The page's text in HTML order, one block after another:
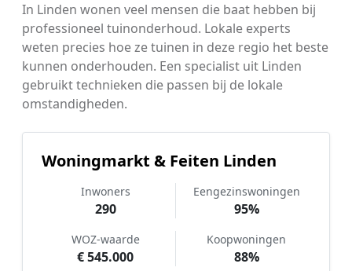
In Linden wonen veel mensen die baat hebben bij
professioneel tuinonderhoud. Lokale experts
weten precies hoe ze tuinen in deze regio het beste
kunnen onderhouden. Een specialist uit Linden
gebruikt technieken die passen bij de lokale
omstandigheden.
Woningmarkt & Feiten Linden
Inwoners
290
Eengezinswoningen
95%
WOZ-waarde
€ 545.000
Koopwoningen
88%